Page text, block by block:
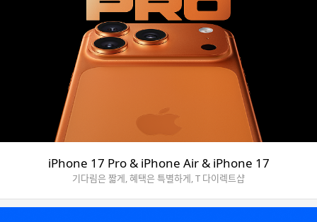
iPhone 17 Pro & iPhone Air & iPhone 17
기다림은 짧게, 혜택은 특별하게, T 다이렉트샵